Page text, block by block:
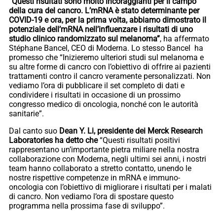
della cura del cancro. L’mRNA è stato determinante per
COVID-19 e ora, per la prima volta, abbiamo dimostrato il
potenziale dell’mRNA nell’influenzare i risultati di uno
studio clinico randomizzato sul melanoma”, ha affermato
Stéphane Bancel, CEO di Moderna. Lo stesso Bancel ha
promesso che “Inizieremo ulteriori studi sul melanoma e
su altre forme di cancro con l’obiettivo di offrire ai pazienti
trattamenti contro il cancro veramente personalizzati. Non
vediamo l’ora di pubblicare il set completo di dati e
condividere i risultati in occasione di un prossimo
congresso medico di oncologia, nonché con le autorità
sanitarie”.
Dal canto suo Dean Y. Li, presidente dei Merck Research
Laboratories ha detto che“Questi risultati positivi
rappresentano un’importante pietra miliare nella nostra
collaborazione con Moderna, negli ultimi sei anni, i nostri
team hanno collaborato a stretto contatto, unendo le
nostre rispettive competenze in mRNA e immuno-
oncologia con l’obiettivo di migliorare i risultati per i malati
di cancro. Non vediamo l’ora di spostare questo
programma nella prossima fase di sviluppo”.